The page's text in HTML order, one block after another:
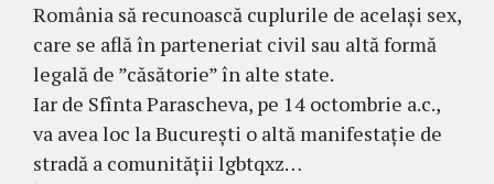
România să recunoască cuplurile de același sex,
care se află în parteneriat civil sau altă formă
legală de ”căsătorie” în alte state.
Iar de Sfînta Parascheva, pe 14 octombrie a.c.,
va avea loc la București o altă manifestație de
stradă a comunității lgbtqxz…